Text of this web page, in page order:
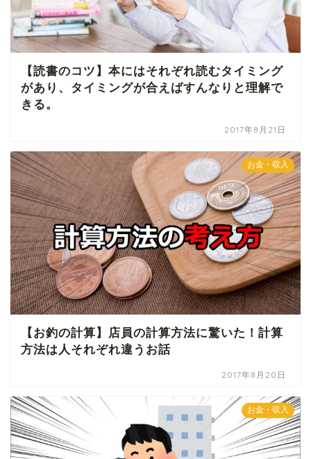
【読書のコツ】本にはそれぞれ読むタイミング
があり、タイミングが合えばすんなりと理解で
きる。
2017年8月21日
お金・収入
【お釣の計算】店員の計算方法に驚いた！計算
方法は人それぞれ違うお話
2017年8月20日
お金・収入